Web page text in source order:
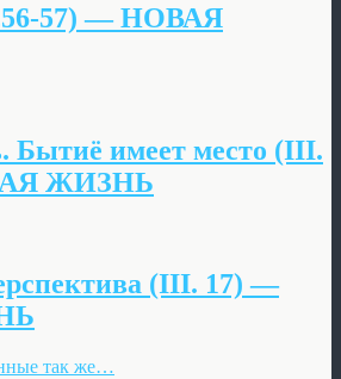
57) — НОВАЯ
Бытиё имеет место (III.
ЖИЗНЬ
(III. 17) —
так же…